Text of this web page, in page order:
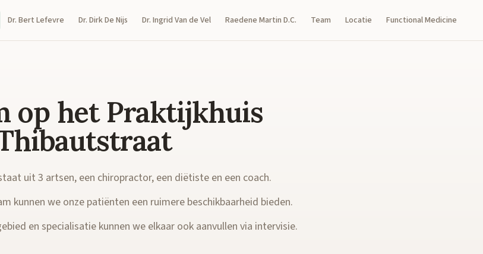
Dr. Bert Lefevre Dr. Dirk De Nijs Dr. Ingrid Van de Vel Raedene Martin D.C. Team Locatie Functional Medicine
op het Praktijkhuis
uit 3 artsen, een chiropractor, een diëtiste en een coach.
kunnen we onze patiënten een ruimere beschikbaarheid bieden.
en specialisatie kunnen we elkaar ook aanvullen via intervisie.